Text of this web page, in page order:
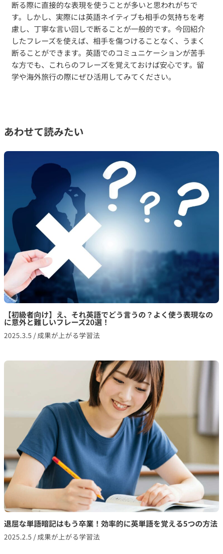
断る際に直接的な表現を使うことが多いと思われがちで
す。しかし、実際には英語ネイティブも相手の気持ちを考
慮し、丁寧な言い回しで断ることが一般的です。今回紹介
したフレーズを使えば、相手を傷つけることなく、うまく
断ることができます。英語でのコミュニケーションが苦手
な方でも、これらのフレーズを覚えておけば安心です。留
学や海外旅行の際にぜひ活用してみてください。
あわせて読みたい
【初級者向け】え、それ英語でどう言うの？よく使う表現なの
に意外と難しいフレーズ20選！
2025.3.5 / 成果が上がる学習法
退屈な単語暗記はもう卒業！効率的に英単語を覚える5つの方法
2025.2.5 / 成果が上がる学習法